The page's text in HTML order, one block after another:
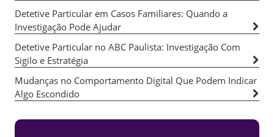
Detetive Particular em Casos Familiares: Quando a
Investigação Pode Ajudar
Detetive Particular no ABC Paulista: Investigação Com
Sigilo e Estratégia
Mudanças no Comportamento Digital Que Podem Indicar
Algo Escondido